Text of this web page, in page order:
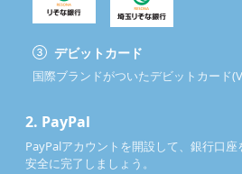
デビットカード
国際ブランドがついたデビットカード
2. PayPal
PayPalアカウントを開設して、銀行口
安全に完了しましょう。